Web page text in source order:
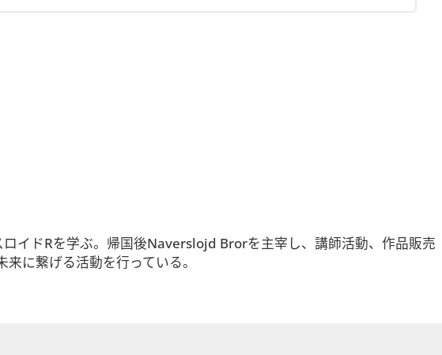
イドRを学ぶ。帰国後Naverslojd Brorを主宰し、講師活動、作品販売
に繋げる活動を行っている。